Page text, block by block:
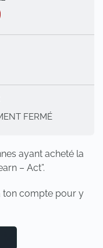
FERMÉ
ayant acheté la
– Act”.
ton compte pour y